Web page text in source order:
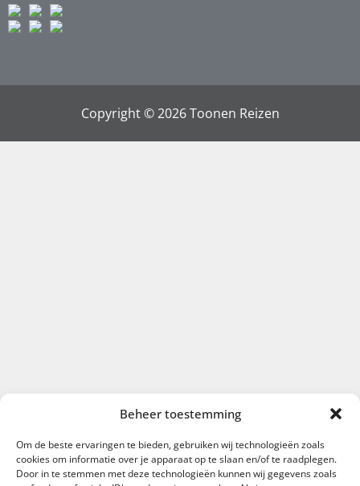
Beheer toestemming
Om de beste ervaringen te bieden, gebruiken wij technologieën zoals
cookies om informatie over je apparaat op te slaan en/of te raadplegen.
Door in te stemmen met deze technologieën kunnen wij gegevens zoals
Copyright © 2026 Toonen Reizen